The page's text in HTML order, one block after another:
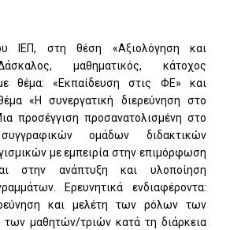
ΙΕΠ, στη θέση «Αξιολόγηση και
μαθηματικός, κάτοχος
θέμα: «Εκπαίδευση στις ΦΕ» και
«Η συνεργατική διερεύνηση στο
προσέγγιση προσανατολισμένη στο
ομάδων διδακτικών
με εμπειρία στην επιμόρφωση
στην ανάπτυξη και υλοποίηση
Ερευνητικά ενδιαφέροντα:
και μελέτη των ρόλων των
των μαθητών/τριών κατά τη διάρκεια